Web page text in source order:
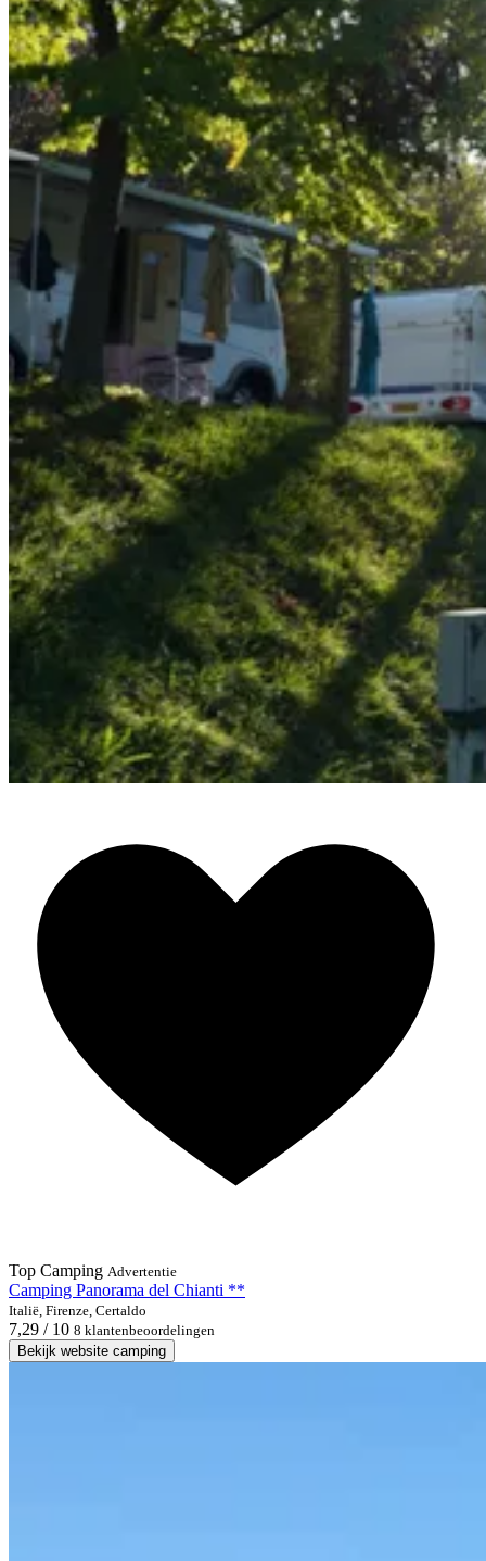
Top Camping Advertentie
Camping Panorama del Chianti **
Italië, Firenze, Certaldo
7,29 / 10 8 klantenbeoordelingen
Bekijk website camping